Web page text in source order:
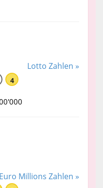
Lotto Zahlen »
4
Euro Millions Zahlen »